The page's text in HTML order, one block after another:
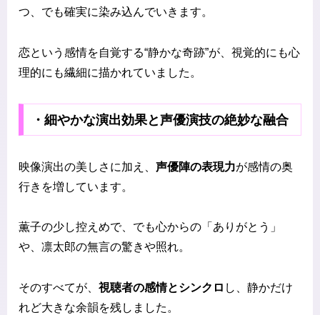
つ、でも確実に染み込んでいきます。
恋という感情を自覚する“静かな奇跡”が、視覚的にも心
理的にも繊細に描かれていました。
・細やかな演出効果と声優演技の絶妙な融合
映像演出の美しさに加え、 声優陣の表現力が感情の奥
行きを増しています。
薫子の少し控えめで、でも心からの「ありがとう」
や、凛太郎の無言の驚きや照れ。
そのすべてが、 視聴者の感情とシンクロ し、静かだけ
れど大きな余韻を残しました。